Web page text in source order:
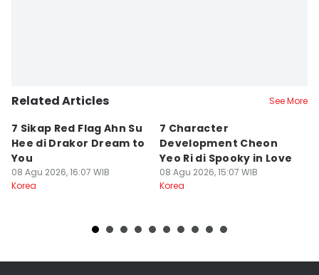
Related Articles See More
7 Sikap Red Flag Ahn Su
Hee di Drakor Dream to
You
08 Agu 2026, 16:07 WIB
Korea
7 Character
Development Cheon
Yeo Ri di Spooky in Love
08 Agu 2026, 15:07 WIB
Korea